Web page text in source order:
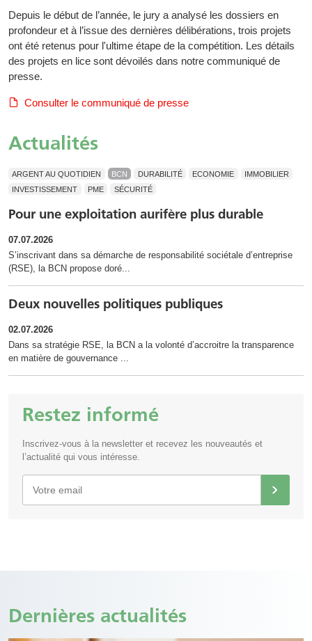
Depuis le début de l’année, le jury a analysé les dossiers en
profondeur et à l’issue des dernières délibérations, trois projets
ont été retenus pour l'ultime étape de la compétition. Les détails
des projets en lice sont dévoilés dans notre communiqué de
presse.
Consulter le communiqué de presse
Actualités
ARGENT AU QUOTIDIEN BCN DURABILITÉ ECONOMIE
IMMOBILIER
INVESTISSEMENT
PME SÉCURITÉ
Pour une exploitation aurifère plus durable
07.07.2026
S’inscrivant dans sa démarche de responsabilité sociétale d’entreprise
(RSE), la BCN propose doré...
Deux nouvelles politiques publiques
02.07.2026
Dans sa stratégie RSE, la BCN a la volonté d’accroitre la transparence
en matière de gouvernance ...
Restez informé
Inscrivez-vous à la newsletter et recevez les nouveautés et
l’actualité qui vous intéresse.
Dernières actualités